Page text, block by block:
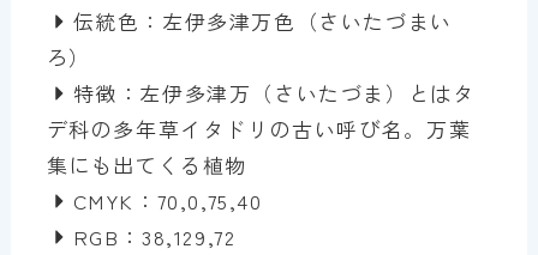
伝統色：左伊多津万色（さいたづまい
ろ）
特徴：左伊多津万（さいたづま）とはタ
デ科の多年草イタドリの古い呼び名。万葉
集にも出てくる植物
CMYK：70,0,75,40
RGB：38,129,72